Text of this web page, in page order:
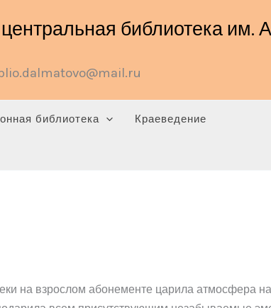
библиотека им.
библиотека Краеведение
на взрослом абонементе царила атмосфера